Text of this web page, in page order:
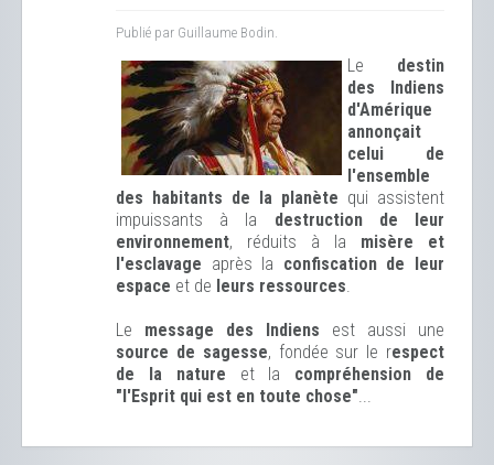
Publié par Guillaume Bodin.
Le destin
des Indiens
d'Amérique
annonçait
celui de
l'ensemble
des habitants de la planète qui assistent
impuissants à la destruction de leur
environnement, réduits à la misère et
l'esclavage après la confiscation de leur
espace et de leurs ressources.
Le message des Indiens est aussi une
source de sagesse, fondée sur le respect
de la nature et la compréhension de
"l'Esprit qui est en toute chose"...